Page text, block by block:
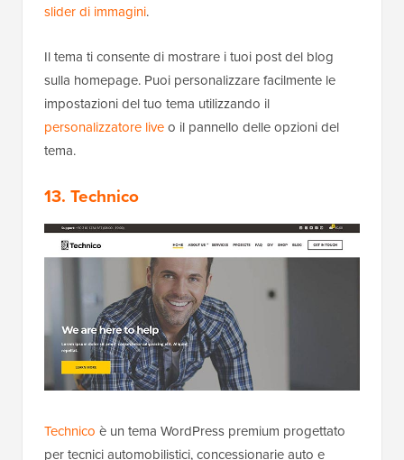
slider di immagini.
Il tema ti consente di mostrare i tuoi post del blog
sulla homepage. Puoi personalizzare facilmente le
impostazioni del tuo tema utilizzando il
personalizzatore liveo il pannello delle opzioni del
tema.
13. Technico
Technico è un tema WordPress premium progettato
per tecnici automobilistici, concessionarie auto e